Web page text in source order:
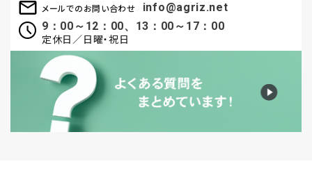
メールでのお問い合わせ
info@agriz.net
9：00～12：00、13：00～17：00
定休日／日曜・祝日